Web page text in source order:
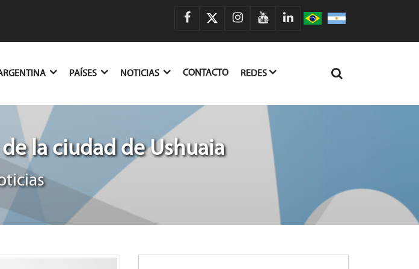
PAÍSES NOTICIAS CONTACTO REDES
la ciudad de Ushuaia